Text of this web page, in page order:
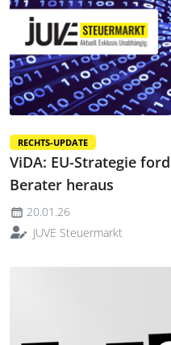
RECHTS-UPDATE
ViDA: EU-Strategie
Berater heraus
20.01.26
JUVE Steuermarkt